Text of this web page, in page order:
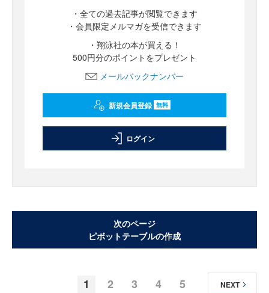
・全ての過去記事が閲覧できます
・会員限定メルマガを受信できます
・翔泳社の本が買える！
500円分のポイントをプレゼント
メールバックナンバー
新規会員登録 無料
ログイン
次のページ
ピボットテーブルの作成
1 2 3 4 5 NEXT